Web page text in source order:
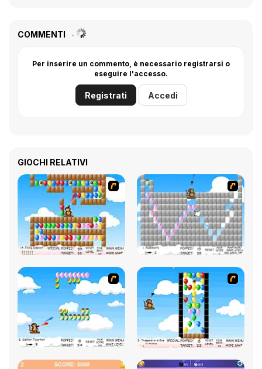
COMMENTI
Per inserire un commento, è necessario registrarsi o
eseguire l'accesso.
Registrati Accedi
GIOCHI RELATIVI